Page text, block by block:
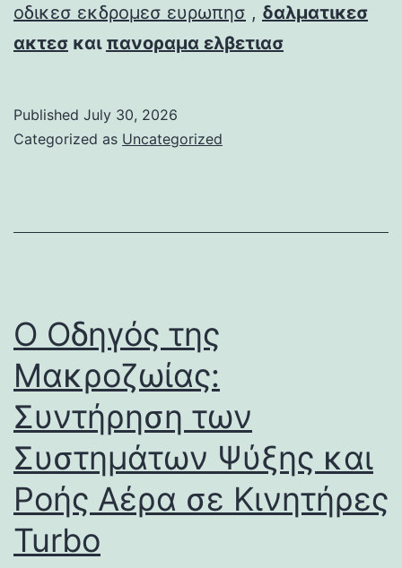
οδικεσ εκδρομεσ ευρωπησ , δαλματικεσ
ακτεσ και πανοραμα ελβετιασ
Published July 30, 2026
Categorized as Uncategorized
Ο Οδηγός της
Μακροζωίας:
Συντήρηση των
Συστημάτων Ψύξης και
Ροής Αέρα σε Κινητήρες
Turbo